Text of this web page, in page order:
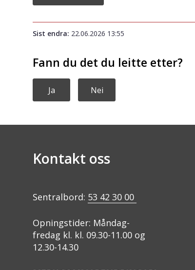
Sist endra 22.06.2026 13:55
Fann du det du leitte etter?
Ja Nei
Kontakt oss
Sentralbord: 53 42 30 00
Opningstider: Måndag-
fredag kl. kl. 09.30-11.00 og
12.30-14.30